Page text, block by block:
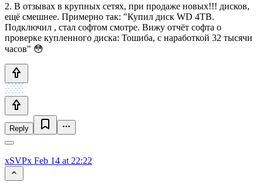
2. В отзывах в крупных сетях, при продаже новых!!! дисков,
ещё смешнее. Примерно так: "Купил диск WD 4TB.
Подключил , стал софтом смотре. Вижу отчёт софта о
проверке купленного диска: Тошиба, с наработкой 32 тысячи
часов" 😳
Reply
xSVPx Feb 14 at 22:22